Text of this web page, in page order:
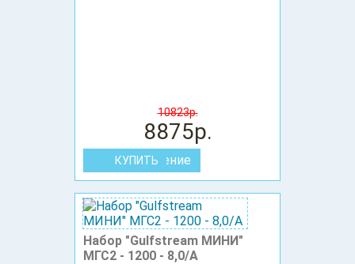
10823р.
8875р.
В сравнение
Набор "Gulfstream МИНИ"
МГС2 - 1200 - 8,0/А